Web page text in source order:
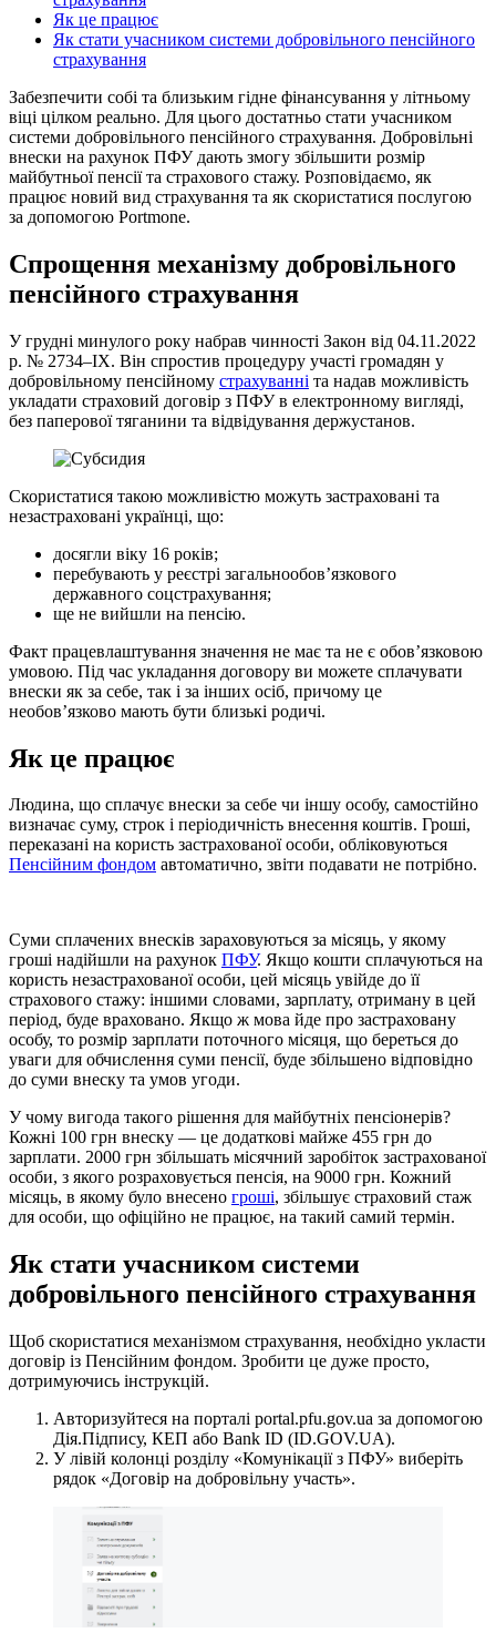
Як це працює
Як стати учасником системи добровільного пенсійного
страхування
Забезпечити собі та близьким гідне фінансування у літньому
віці цілком реально. Для цього достатньо стати учасником
системи добровільного пенсійного страхування. Добровільні
внески на рахунок ПФУ дають змогу збільшити розмір
майбутньої пенсії та страхового стажу. Розповідаємо, як
працює новий вид страхування та як скористатися послугою
за допомогою Portmone.
Спрощення механізму добровільного
пенсійного страхування
У грудні минулого року набрав чинності Закон від 04.11.2022
р. № 2734–ІХ. Він спростив процедуру участі громадян у
добровільному пенсійному страхуванні та надав можливість
укладати страховий договір з ПФУ в електронному вигляді,
без паперової тяганини та відвідування держустанов.
Скористатися такою можливістю можуть застраховані та
незастраховані українці, що:
досягли віку 16 років;
перебувають у реєстрі загальнообов’язкового
державного соцстрахування;
ще не вийшли на пенсію.
Факт працевлаштування значення не має та не є обов’язковою
умовою. Під час укладання договору ви можете сплачувати
внески як за себе, так і за інших осіб, причому це
необов’язково мають бути близькі родичі.
Як це працює
Людина, що сплачує внески за себе чи іншу особу, самостійно
визначає суму, строк і періодичність внесення коштів. Гроші,
переказані на користь застрахованої особи, обліковуються
Пенсійним фондом автоматично, звіти подавати не потрібно.
Суми сплачених внесків зараховуються за місяць, у якому
гроші надійшли на рахунок ПФУ. Якщо кошти сплачуються на
користь незастрахованої особи, цей місяць увійде до її
страхового стажу: іншими словами, зарплату, отриману в цей
період, буде враховано. Якщо ж мова йде про застраховану
особу, то розмір зарплати поточного місяця, що береться до
уваги для обчислення суми пенсії, буде збільшено відповідно
до суми внеску та умов угоди.
У чому вигода такого рішення для майбутніх пенсіонерів?
Кожні 100 грн внеску — це додаткові майже 455 грн до
зарплати. 2000 грн збільшать місячний заробіток застрахованої
особи, з якого розраховується пенсія, на 9000 грн. Кожний
місяць, в якому було внесено гроші, збільшує страховий стаж
для особи, що офіційно не працює, на такий самий термін.
Як стати учасником системи
добровільного пенсійного страхування
Щоб скористатися механізмом страхування, необхідно укласти
договір із Пенсійним фондом. Зробити це дуже просто,
дотримуючись інструкцій.
Авторизуйтеся на порталі portal.pfu.gov.ua за допомогою
Дія.Підпису, КЕП або Bank ID (ID.GOV.UA).
У лівій колонці розділу «Комунікації з ПФУ» виберіть
рядок «Договір на добровільну участь».